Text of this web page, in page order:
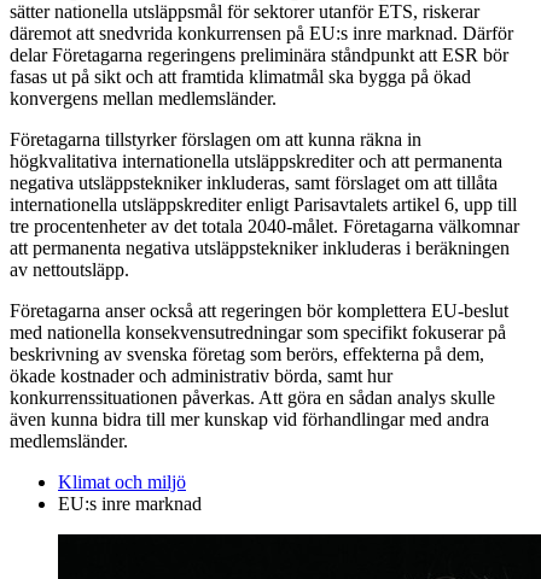
sätter nationella utsläppsmål för sektorer utanför ETS, riskerar
däremot att snedvrida konkurrensen på EU:s inre marknad. Därför
delar Företagarna regeringens preliminära ståndpunkt att ESR bör
fasas ut på sikt och att framtida klimatmål ska bygga på ökad
konvergens mellan medlemsländer.
Företagarna tillstyrker förslagen om att kunna räkna in
högkvalitativa internationella utsläppskrediter och att permanenta
negativa utsläppstekniker inkluderas, samt förslaget om att tillåta
internationella utsläppskrediter enligt Parisavtalets artikel 6, upp till
tre procentenheter av det totala 2040-målet. Företagarna välkomnar
att permanenta negativa utsläppstekniker inkluderas i beräkningen
av nettoutsläpp.
Företagarna anser också att regeringen bör komplettera EU-beslut
med nationella konsekvensutredningar som specifikt fokuserar på
beskrivning av svenska företag som berörs, effekterna på dem,
ökade kostnader och administrativ börda, samt hur
konkurrenssituationen påverkas. Att göra en sådan analys skulle
även kunna bidra till mer kunskap vid förhandlingar med andra
medlemsländer.
Klimat och miljö
EU:s inre marknad